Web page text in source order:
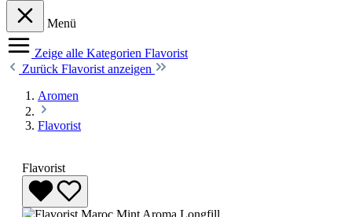
Menü
Zeige alle Kategorien Flavorist
Zurück Flavorist anzeigen
Aromen
Flavorist
Flavorist